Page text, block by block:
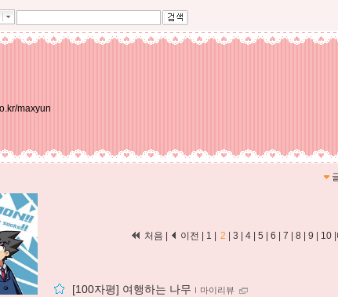
maxyun
처음 이전 1 2 3 4 5 6 7 8 9 10
[100자평] 여행하는 나무 ｌ 마이리뷰